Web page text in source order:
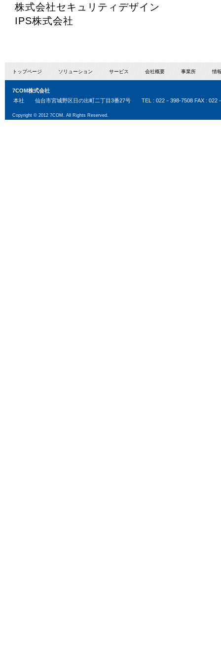
株式会社セキュリティデザイン
IPS株式会社
トップページ ソリューション サービス 会社概要 事業所 情
7COM株式会社
本社
仙台市宮城野区日の出町二丁目3番27号 TEL : 022－398-7508 FAX : 022
Copyright © 2012 7COM. All Rights Reserved.